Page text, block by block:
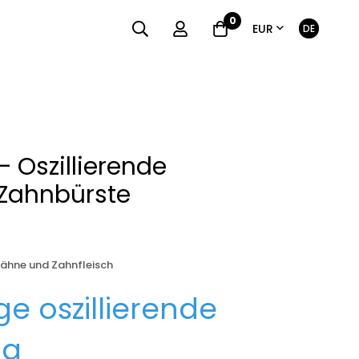
0 Währung
EUR DE
Oszillierende
und Zahnfleisch
oszillierende